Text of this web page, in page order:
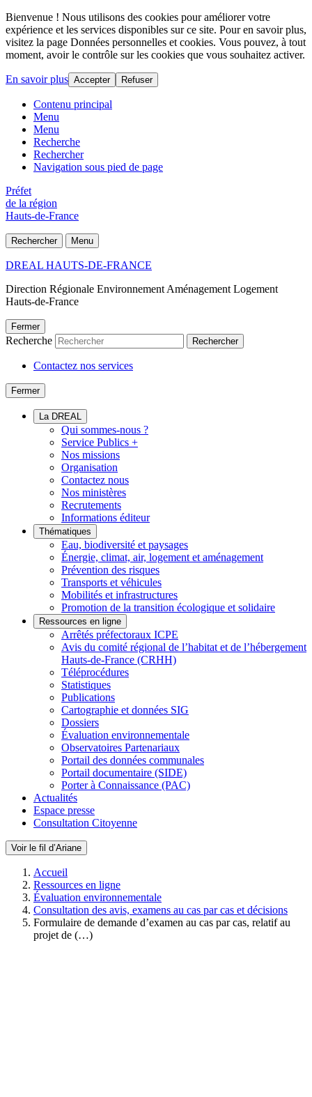
Bienvenue ! Nous utilisons des cookies pour améliorer votre
expérience et les services disponibles sur ce site. Pour en savoir plus,
visitez la page Données personnelles et cookies. Vous pouvez, à tout
moment, avoir le contrôle sur les cookies que vous souhaitez activer.
En savoir plus Accepter Refuser
Contenu principal
Menu
Menu
Recherche
Rechercher
Navigation sous pied de page
Préfet
de la région
Hauts-de-France
Rechercher Menu
DREAL HAUTS-DE-FRANCE
Direction Régionale Environnement Aménagement Logement
Hauts-de-France
Fermer
Recherche Rechercher
Contactez nos services
Fermer
La DREAL
Qui sommes-nous ?
Service Publics +
Nos missions
Organisation
Contactez nous
Nos ministères
Recrutements
Informations éditeur
Thématiques
Eau, biodiversité et paysages
Énergie, climat, air, logement et aménagement
Prévention des risques
Transports et véhicules
Mobilités et infrastructures
Promotion de la transition écologique et solidaire
Ressources en ligne
Arrêtés préfectoraux ICPE
Avis du comité régional de l’habitat et de l’hébergement
Hauts-de-France (CRHH)
Téléprocédures
Statistiques
Publications
Cartographie et données SIG
Dossiers
Évaluation environnementale
Observatoires Partenariaux
Portail des données communales
Portail documentaire (SIDE)
Porter à Connaissance (PAC)
Actualités
Espace presse
Consultation Citoyenne
Voir le fil d’Ariane
Accueil
Ressources en ligne
Évaluation environnementale
Consultation des avis, examens au cas par cas et décisions
Formulaire de demande d’examen au cas par cas, relatif au
projet de (…)